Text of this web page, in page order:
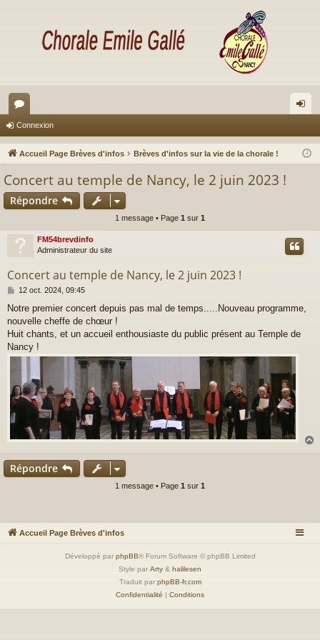
or
u ne
Connexion
Accueil Page Brèves d'infos Brèves d'infos sur la vie de la chorale !
Concert au temple de Nancy, le 2 juin 2023 !
Répondre
1 message • Page 1 sur 1
FM54brevdinfo
Administrateur du site
Concert au temple de Nancy, le 2 juin 2023 !
M
s
s
a
12 oct. 2024, 09:45
Notre premier concert depuis pas mal de temps.....Nouveau programme,
nouvelle cheffe de chœur !
Huit chants, et un accueil enthousiaste du public présent au Temple de
Nancy !
Répondre
1 message • Page 1 sur 1
Accueil Page Brèves d'infos
Développé par phpBB® Forum Software © phpBB Limited
Style par Arty & halilesen
Traduit par phpBB-fr.com
Confidentialité | Conditions